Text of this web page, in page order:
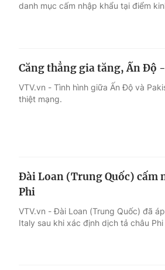
Câu chuyện quốc tế
Điện ảnh
Âm nhạc
Sao
danh mục cấm nhập khẩu tại điểm
Căng thẳng gia tăng, Ấn
VTV.vn - Tình hình giữa Ấn Độ và
thiệt mạng.
Đài Loan (Trung Quốc) cấm
Phi
VTV.vn - Đài Loan (Trung Quốc) đã
Italy sau khi xác định dịch tả châu